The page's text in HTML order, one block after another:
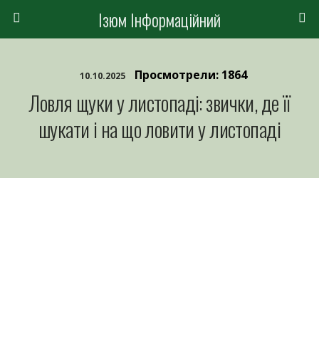
Ізюм Інформаційний
10.10.2025 Просмотрели: 1864
Ловля щуки у листопаді: звички, де її
шукати і на що ловити у листопаді